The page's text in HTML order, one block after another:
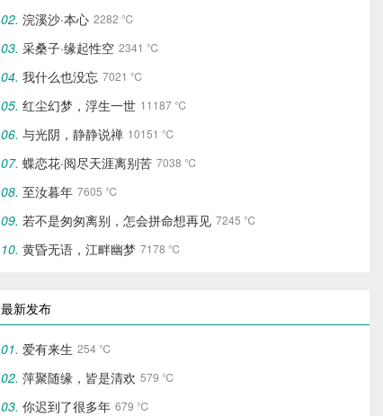
浣溪沙·本心 2282 ℃
采桑子·缘起性空 2341 ℃
我什么也没忘 7021 ℃
红尘幻梦，浮生一世 11187 ℃
与光阴，静静说禅 10151 ℃
蝶恋花·阅尽天涯离别苦 7038 ℃
至汝暮年 7605 ℃
若不是匆匆离别，怎会拼命想再见 7245 ℃
黄昏无语，江畔幽梦 7178 ℃
最新发布
爱有来生 254 ℃
萍聚随缘，皆是清欢 579 ℃
你迟到了很多年 679 ℃